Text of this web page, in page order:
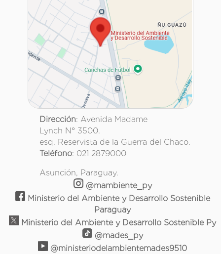
Dirección: Avenida Madame
Lynch N° 3500.
esq. Reservista de la Guerra del Chaco.
Teléfono: 021 2879000
Asunción, Paraguay.
@mambiente_py
Ministerio del Ambiente y Desarrollo Sostenible
Paraguay
Ministerio del Ambiente y Desarrollo Sostenible Py
@mades_py
@ministeriodelambientemades9510